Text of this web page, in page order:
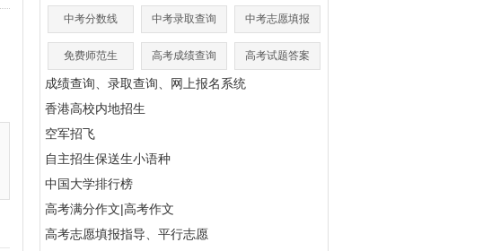
中考分数线 中考录取查询 中考志愿填报
免费师范生 高考成绩查询 高考试题答案
成绩查询、录取查询、网上报名系统
香港高校内地招生
空军招飞
自主招生保送生小语种
中国大学排行榜
高考满分作文|高考作文
高考志愿填报指导、平行志愿